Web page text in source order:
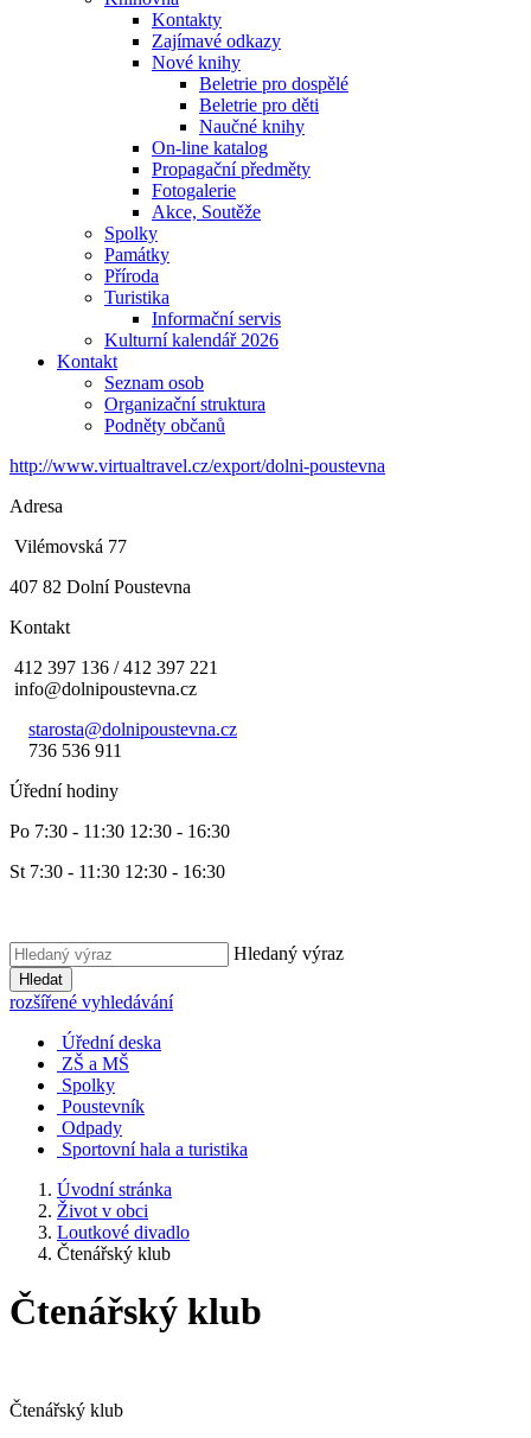
Kontakty
Zajímavé odkazy
Nové knihy
Beletrie pro dospělé
Beletrie pro děti
Naučné knihy
On-line katalog
Propagační předměty
Fotogalerie
Akce, Soutěže
Spolky
Památky
Příroda
Turistika
Informační servis
Kulturní kalendář 2026
Kontakt
Seznam osob
Organizační struktura
Podněty občanů
http://www.virtualtravel.cz/export/dolni-poustevna
Adresa
Vilémovská 77
407 82 Dolní Poustevna
Kontakt
412 397 136 / 412 397 221
info@dolnipoustevna.cz
starosta@dolnipoustevna.cz
736 536 911
Úřední hodiny
Po 7:30 - 11:30 12:30 - 16:30
St 7:30 - 11:30 12:30 - 16:30
Hledaný výraz
Hledat
rozšířené vyhledávání
Úřední deska
ZŠ a MŠ
Spolky
Poustevník
Odpady
Sportovní hala a turistika
Úvodní stránka
Život v obci
Loutkové divadlo
Čtenářský klub
Čtenářský klub
Čtenářský klub